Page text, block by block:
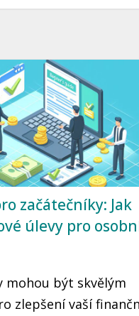
a strategie, které
i s omezeným
začátečníky: Jak
úlevy pro
mohou být skvělým
zlepšení vaší